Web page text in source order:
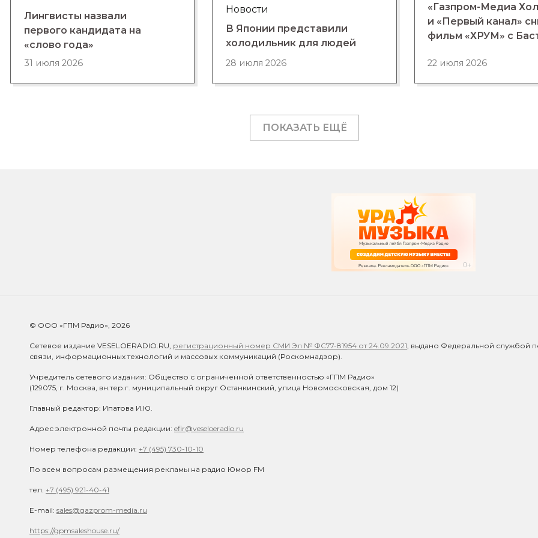
Лингвисты назвали
первого кандидата на
«слово года»
31 июля 2026
Новости
В Японии представили
холодильник для людей
28 июля 2026
«Газпром-Медиа
и «Первый канал»
фильм «ХРУМ» с
22 июля 2026
ПОКАЗАТЬ ЕЩЁ
© ООО «ГПМ Радио», 2026
Сетевое издание VESELOERADIO.RU, регистрационный номер СМИ Эл № ФС77-81954 от 24.09.2021, выдано Федеральной службой
связи, информационных технологий и массовых коммуникаций (Роскомнадзор).
Учредитель сетевого издания: Общество с ограниченной ответственностью «ГПМ Радио»
(129075, г. Москва, вн.тер.г. муниципальный округ Останкинский, улица Новомосковская, дом 12)
Главный редактор: Ипатова И.Ю.
Адрес электронной почты редакции: efir@veseloeradio.ru
Номер телефона редакции: +7 (495) 730-10-10
По всем вопросам размещения рекламы на радио Юмор FM
тел. +7 (495) 921-40-41
E-mail: sales@gazprom-media.ru
https://gpmsaleshouse.ru/